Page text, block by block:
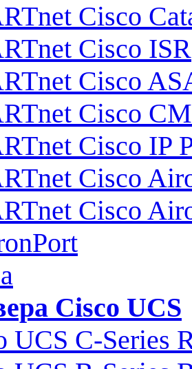
Cisco
Cisco ISR
Cisco
Cisco
Cisco IP
Cisco
Cisco
Cisco UCS
UCS C-Series